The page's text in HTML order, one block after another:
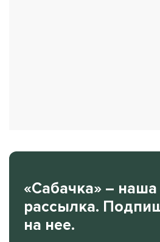
«Сабачка» – наша
рассылка.
на нее.